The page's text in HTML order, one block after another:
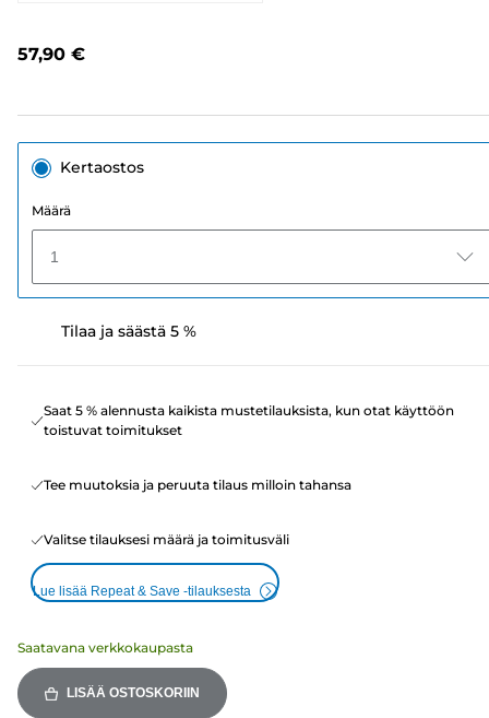
57,90 €
Kertaostos
Määrä
1
Tilaa ja säästä 5 %
Saat 5 % alennusta kaikista mustetilauksista, kun otat käyttöön
toistuvat toimitukset
Tee muutoksia ja peruuta tilaus milloin tahansa
Valitse tilauksesi määrä ja toimitusväli
Lue lisää Repeat & Save -tilauksesta
Saatavana verkkokaupasta
LISÄÄ OSTOSKORIIN